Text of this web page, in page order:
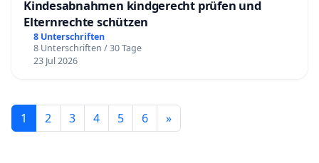
Kindesabnahmen kindgerecht prüfen und
Elternrechte schützen
8 Unterschriften
8 Unterschriften / 30 Tage
23 Jul 2026
1 2 3 4 5 6 »